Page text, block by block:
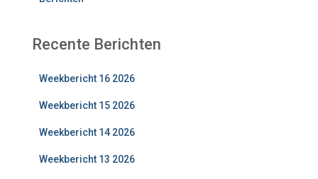
Recente Berichten
Weekbericht 16 2026
Weekbericht 15 2026
Weekbericht 14 2026
Weekbericht 13 2026